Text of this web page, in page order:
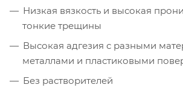
Низкая вязкость и высокая
тонкие трещины
Высокая адгезия с разными
металлами и пластиковыми
Без растворителей